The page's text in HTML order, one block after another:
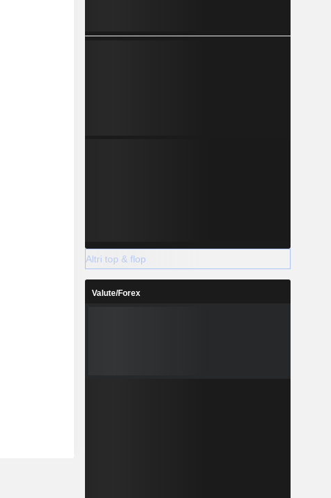
Altri top & flop
Valute/Forex